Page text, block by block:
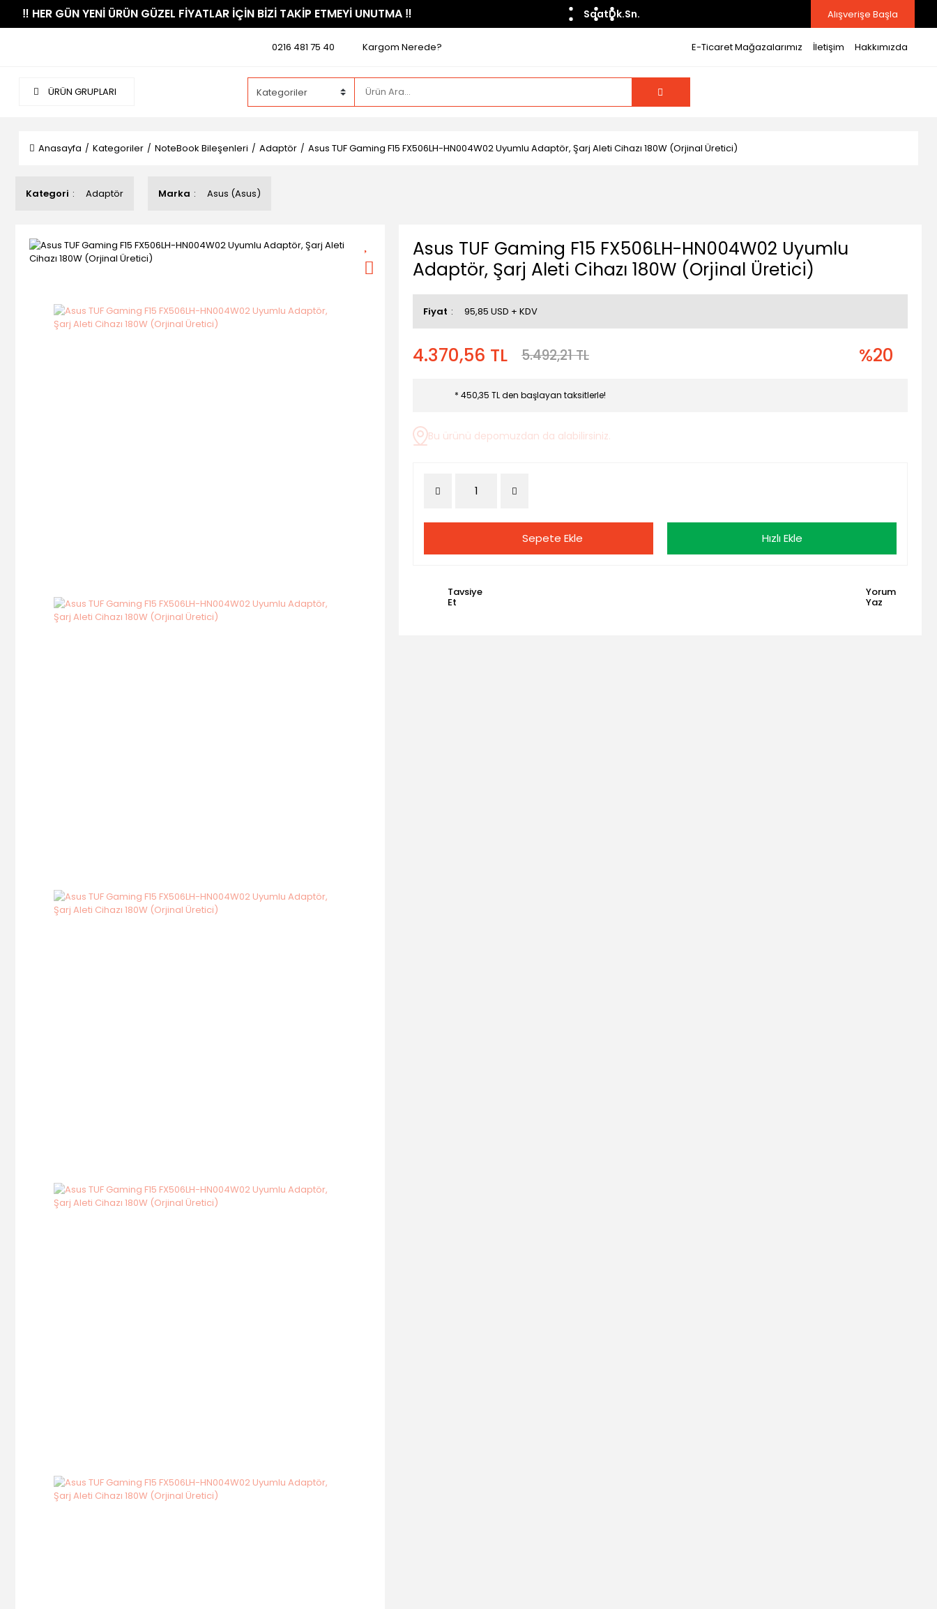
​‼️​ HER GÜN YENİ ÜRÜN GÜZEL FİYATLAR İÇİN BİZİ TAKİP ETMEYİ UNUTMA ​‼️​ SaatDk.Sn. Alışverişe Başla
0216 481 75 40 Kargom Nerede? E-Ticaret Mağazalarımız İletişim Hakkımızda
ÜRÜN GRUPLARI
Anasayfa Kategoriler NoteBook Bileşenleri Adaptör Asus TUF Gaming F15 FX506LH-HN004W02 Uyumlu Adaptör, Şarj Aleti Cihazı 180W (Orjinal Üretici)
Kategori Adaptör Marka Asus (Asus)
Asus TUF Gaming F15 FX506LH-HN004W02 Uyumlu
Adaptör, Şarj Aleti Cihazı 180W (Orjinal Üretici)
Fiyat 95,85 USD + KDV
4.370,56 TL 5.492,21 TL %20
* 450,35 TL den başlayan taksitlerle!
Bu ürünü depomuzdan da alabilirsiniz.
Sepete Ekle Hızlı Ekle
Tavsiye
Et
Yorum
Yaz